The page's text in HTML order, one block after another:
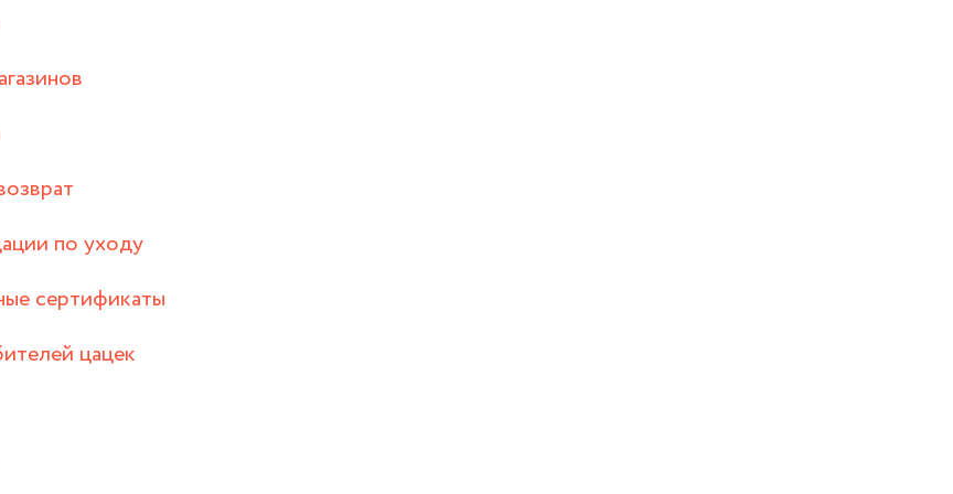
по уходу
сертификаты
цацек